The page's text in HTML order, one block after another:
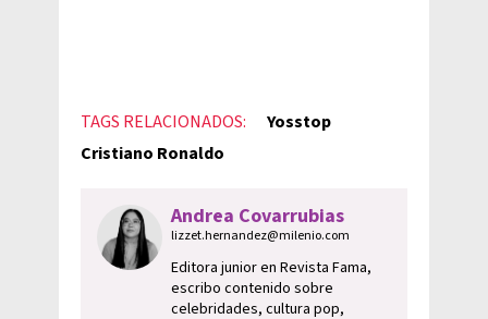
TAGS RELACIONADOS:
Yosstop
Cristiano Ronaldo
Andrea Covarrubias
lizzet.hernandez@milenio.com
Editora junior en Revista Fama,
escribo contenido sobre
celebridades, cultura pop,